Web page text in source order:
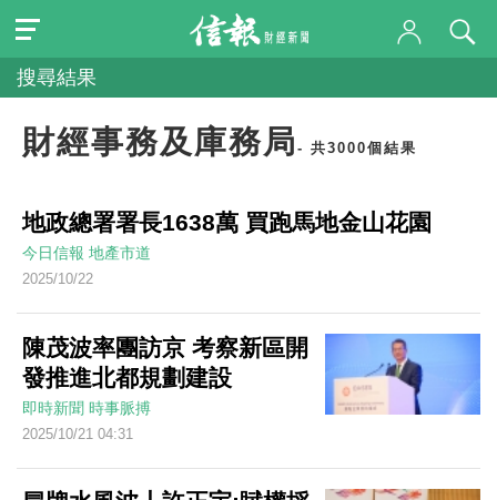
搜尋結果
財經事務及庫務局 - 共3000個結果
地政總署署長1638萬 買跑馬地金山花園
今日信報 地產市道
2025/10/22
陳茂波率團訪京 考察新區開
發推進北都規劃建設
即時新聞 時事脈搏
2025/10/21 04:31